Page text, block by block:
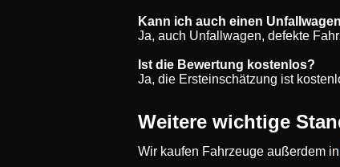
Kann ich auch einen
Ja, auch Unfallwagen, defekte
Ist die Bewertung kostenlos?
Ja, die Ersteinschätzung ist
Weitere wichtige
Wir kaufen Fahrzeuge außerdem in